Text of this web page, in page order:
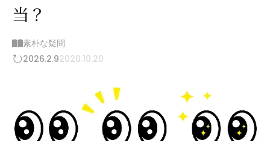
当？
素朴な疑問
2026.2.92020.10.20